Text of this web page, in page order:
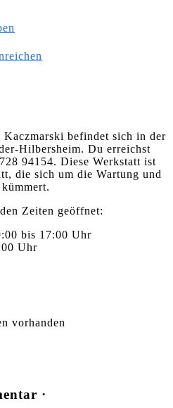
befindet sich in der
Hilbersheim. Du erreichst
94154. Diese Werkstatt ist
die sich um die Wartung und
Zeiten geöffnet:
bis 17:00 Uhr
Uhr
vorhanden
·